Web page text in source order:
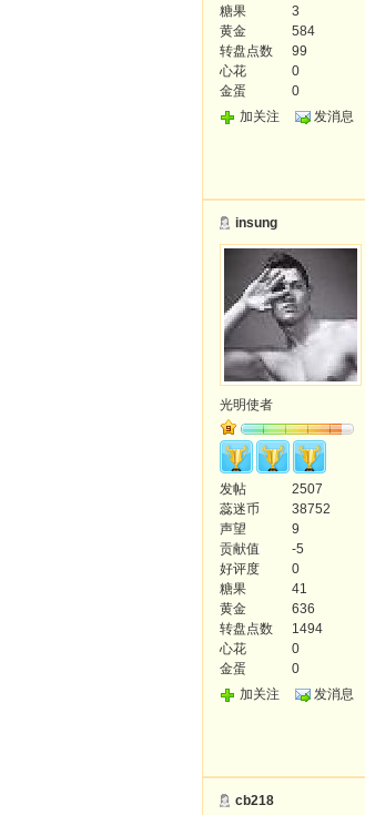
糖果
3
黄金
584
转盘点数
99
心花
0
金蛋
0
加关注
发消息
insung
光明使者
发帖
2507
蕊迷币
38752
声望
9
贡献值
-5
好评度
0
糖果
41
黄金
636
转盘点数
1494
心花
0
金蛋
0
加关注
发消息
cb218